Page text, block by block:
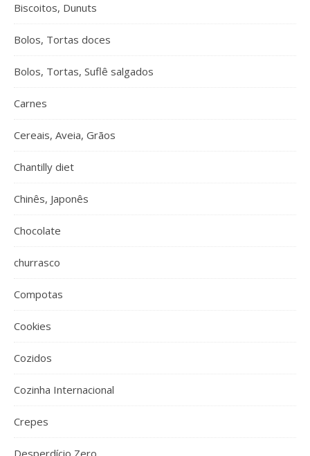
Biscoitos, Dunuts
Bolos, Tortas doces
Bolos, Tortas, Suflê salgados
Carnes
Cereais, Aveia, Grãos
Chantilly diet
Chinês, Japonês
Chocolate
churrasco
Compotas
Cookies
Cozidos
Cozinha Internacional
Crepes
Desperdício Zero